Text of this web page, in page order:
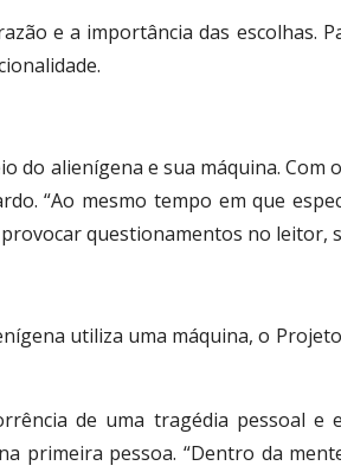
e a importância das escolhas.
alienígena e sua máquina. Com
“Ao mesmo tempo em que
questionamentos no leitor,
utiliza uma máquina, o
de uma tragédia pessoal
primeira pessoa. “Dentro da